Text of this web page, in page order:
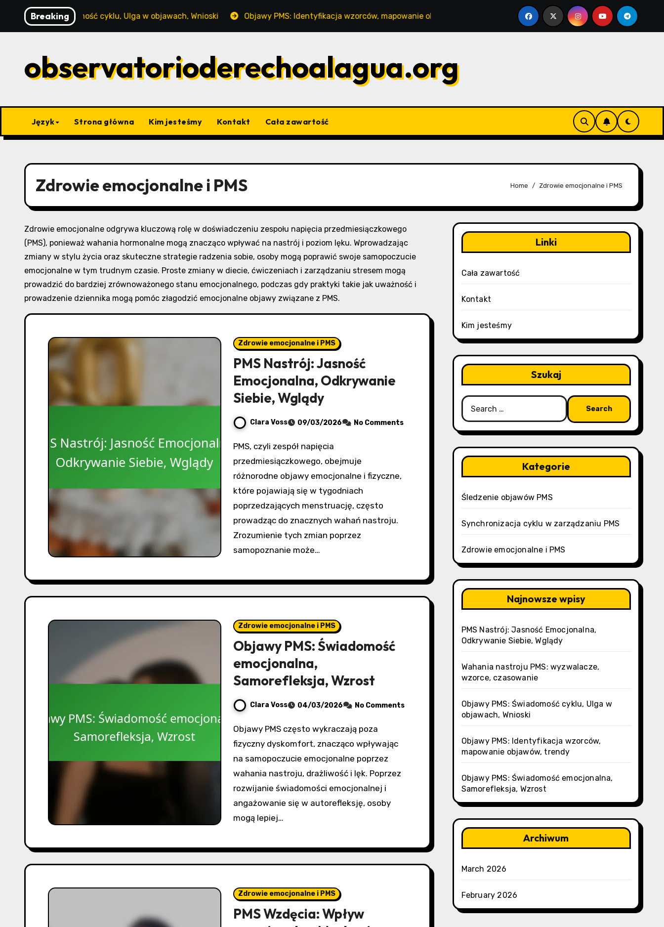
content
Breaking
Świadomość cyklu, Ulga w objawach, Wnioski Objawy PMS: Identyfikacja wzorców, mapowanie objawów, trendy Objawy PMS: Świadomość emocjonalna,
observatorioderechoalagua.org
Język Strona główna Kim jesteśmy Kontakt Cała zawartość
Zdrowie emocjonalne i PMS Home Zdrowie emocjonalne i PMS
Zdrowie emocjonalne odgrywa kluczową rolę w doświadczeniu zespołu napięcia przedmiesiączkowego
(PMS), ponieważ wahania hormonalne mogą znacząco wpływać na nastrój i poziom lęku. Wprowadzając
zmiany w stylu życia oraz skuteczne strategie radzenia sobie, osoby mogą poprawić swoje samopoczucie
emocjonalne w tym trudnym czasie. Proste zmiany w diecie, ćwiczeniach i zarządzaniu stresem mogą
prowadzić do bardziej zrównoważonego stanu emocjonalnego, podczas gdy praktyki takie jak uważność i
prowadzenie dziennika mogą pomóc złagodzić emocjonalne objawy związane z PMS.
Zdrowie emocjonalne i PMS
PMS Nastrój: Jasność
Emocjonalna, Odkrywanie
Siebie, Wglądy
Clara Voss 09/03/2026 No Comments
PMS, czyli zespół napięcia
przedmiesiączkowego, obejmuje
różnorodne objawy emocjonalne i fizyczne,
które pojawiają się w tygodniach
poprzedzających menstruację, często
prowadząc do znacznych wahań nastroju.
Zrozumienie tych zmian poprzez
samopoznanie może…
Zdrowie emocjonalne i PMS
Objawy PMS: Świadomość
emocjonalna,
Samorefleksja, Wzrost
Clara Voss 04/03/2026 No Comments
Objawy PMS często wykraczają poza
fizyczny dyskomfort, znacząco wpływając
na samopoczucie emocjonalne poprzez
wahania nastroju, drażliwość i lęk. Poprzez
rozwijanie świadomości emocjonalnej i
angażowanie się w autorefleksję, osoby
mogą lepiej…
Zdrowie emocjonalne i PMS
PMS Wzdęcia: Wpływ
Linki
Cała zawartość
Kontakt
Kim jesteśmy
Szukaj
Search
for:
Kategorie
Śledzenie objawów PMS
Synchronizacja cyklu w zarządzaniu PMS
Zdrowie emocjonalne i PMS
Najnowsze wpisy
PMS Nastrój: Jasność Emocjonalna,
Odkrywanie Siebie, Wglądy
Wahania nastroju PMS: wyzwalacze,
wzorce, czasowanie
Objawy PMS: Świadomość cyklu, Ulga w
objawach, Wnioski
Objawy PMS: Identyfikacja wzorców,
mapowanie objawów, trendy
Objawy PMS: Świadomość emocjonalna,
Samorefleksja, Wzrost
Archiwum
March 2026
February 2026